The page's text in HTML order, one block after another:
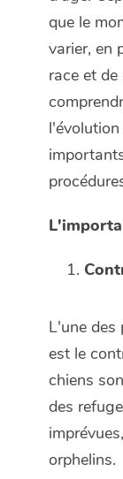
que le
varier, en
race et
L'une des
est le
chiens
des
orphelins.